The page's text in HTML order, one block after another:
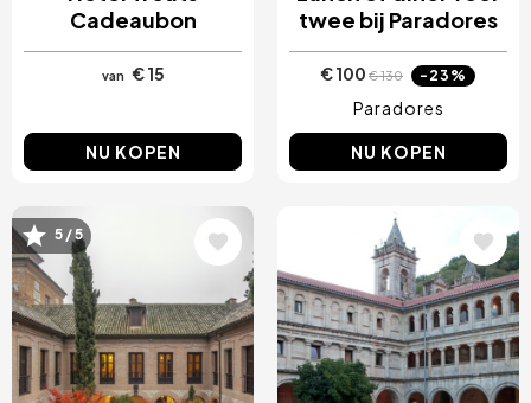
Cadeaubon
van € 15
NU KOPEN
twee bij Paradores
€ 100 € 130 -23%
Paradores
NU KOPEN
Afbeelding
5 / 5 Afbeelding